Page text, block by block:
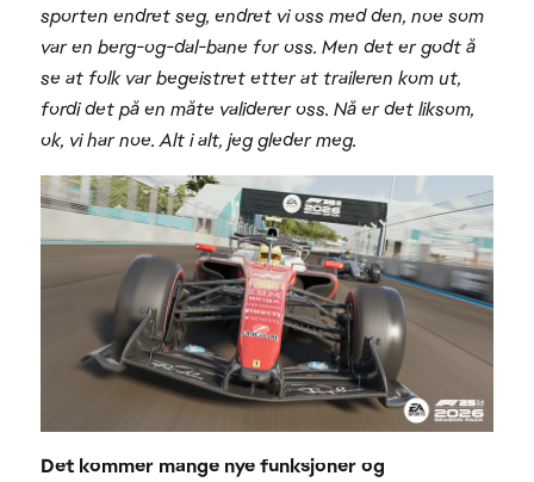
sporten endret seg, endret vi oss med den, noe som
var en berg-og-dal-bane for oss. Men det er godt å
se at folk var begeistret etter at traileren kom ut,
fordi det på en måte validerer oss. Nå er det liksom,
ok, vi har noe. Alt i alt, jeg gleder meg.
Det kommer mange nye funksjoner og